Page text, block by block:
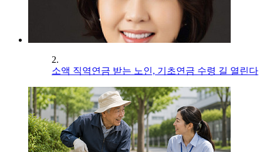
2.
소액 직역연금 받는 노인, 기초연금 수령 길 열린다